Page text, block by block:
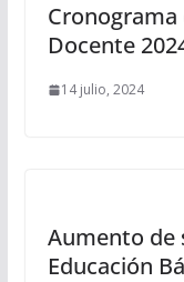
Cronograma
Docente
14 julio, 2024
Aumento de
Educación